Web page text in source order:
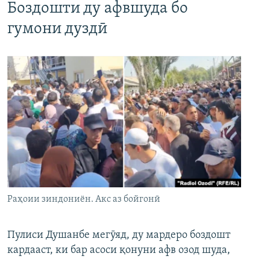
Боздошти ду афвшуда бо
гумони дуздӣ
Раҳоии зиндониён. Акс аз бойгонӣ
Пулиси Душанбе мегӯяд, ду мардеро боздошт
кардааст, ки бар асоси қонуни афв озод шуда,